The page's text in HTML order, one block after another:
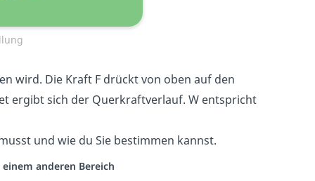
wird. Die Kraft F drückt von oben auf den
ergibt sich der Querkraftverlauf. W entspricht
und wie du Sie bestimmen kannst.
anderen Bereich